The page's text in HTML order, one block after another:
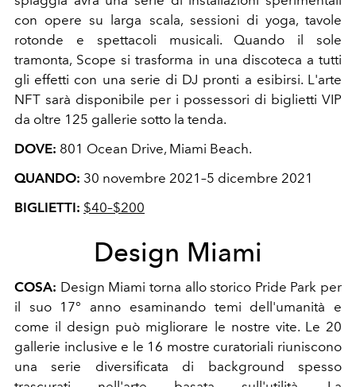
con opere su larga scala, sessioni di yoga, tavole
rotonde e spettacoli musicali. Quando il sole
tramonta, Scope si trasforma in una discoteca a tutti
gli effetti con una serie di DJ pronti a esibirsi. L'arte
NFT sarà disponibile per i possessori di biglietti VIP
da oltre 125 gallerie sotto la tenda.
DOVE: 801 Ocean Drive, Miami Beach.
QUANDO: 30 novembre 2021–5 dicembre 2021
BIGLIETTI: $40–$200
Design Miami
COSA: Design Miami torna allo storico Pride Park per
il suo 17° anno esaminando temi dell'umanità e
come il design può migliorare le nostre vite. Le 20
gallerie inclusive e le 16 mostre curatoriali riuniscono
una serie diversificata di background spesso